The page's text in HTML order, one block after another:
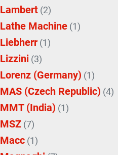
Lambert (2)
Lathe Machine (1)
Liebherr (1)
Lizzini (3)
Lorenz (Germany) (1)
MAS (Czech Republic) (4)
MMT (India) (1)
MSZ (7)
Macc (1)